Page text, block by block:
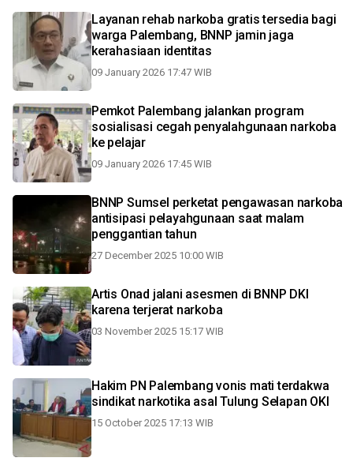
Layanan rehab narkoba gratis tersedia bagi
warga Palembang, BNNP jamin jaga
kerahasiaan identitas
09 January 2026 17:47 WIB
Pemkot Palembang jalankan program
sosialisasi cegah penyalahgunaan narkoba
ke pelajar
09 January 2026 17:45 WIB
BNNP Sumsel perketat pengawasan narkoba
antisipasi pelayahgunaan saat malam
penggantian tahun
27 December 2025 10:00 WIB
Artis Onad jalani asesmen di BNNP DKI
karena terjerat narkoba
03 November 2025 15:17 WIB
Hakim PN Palembang vonis mati terdakwa
sindikat narkotika asal Tulung Selapan OKI
15 October 2025 17:13 WIB